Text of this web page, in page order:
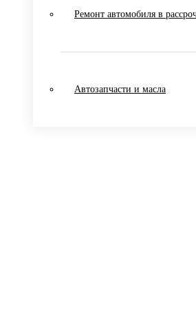
Ремонт автомобиля в
Автозапчасти и масла